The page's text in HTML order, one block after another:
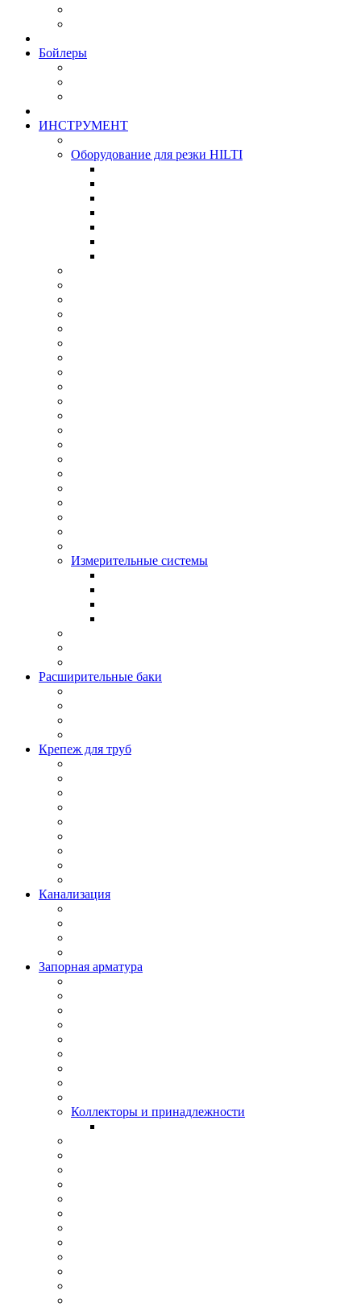
Бойлеры
ИНСТРУМЕНТ
Оборудование для резки HILTI
Измерительные системы
Расширительные баки
Крепеж для труб
Канализация
Запорная арматура
Коллекторы и принадлежности